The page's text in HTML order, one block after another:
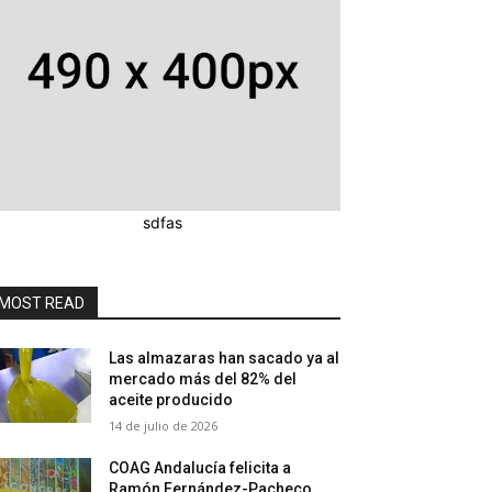
sdfas
READ
Las almazaras han sacado ya al
mercado más del 82% del
aceite producido
14 de julio de 2026
COAG Andalucía felicita a